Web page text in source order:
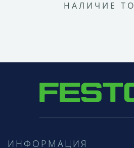
НАЛИЧИЕ
ИНФОРМАЦИЯ